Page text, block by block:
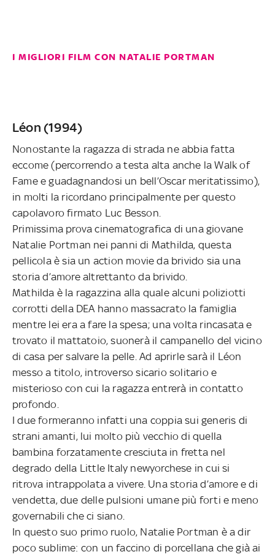
I MIGLIORI FILM CON NATALIE PORTMAN
Léon (1994)
Nonostante la ragazza di strada ne abbia fatta
eccome (percorrendo a testa alta anche la Walk of
Fame e guadagnandosi un bell’Oscar meritatissimo),
in molti la ricordano principalmente per questo
capolavoro firmato Luc Besson.
Primissima prova cinematografica di una giovane
Natalie Portman nei panni di Mathilda, questa
pellicola è sia un action movie da brivido sia una
storia d’amore altrettanto da brivido.
Mathilda è la ragazzina alla quale alcuni poliziotti
corrotti della DEA hanno massacrato la famiglia
mentre lei era a fare la spesa; una volta rincasata e
trovato il mattatoio, suonerà il campanello del vicino
di casa per salvare la pelle. Ad aprirle sarà il Léon
messo a titolo, introverso sicario solitario e
misterioso con cui la ragazza entrerà in contatto
profondo.
I due formeranno infatti una coppia sui generis di
strani amanti, lui molto più vecchio di quella
bambina forzatamente cresciuta in fretta nel
degrado della Little Italy newyorchese in cui si
ritrova intrappolata a vivere. Una storia d’amore e di
vendetta, due delle pulsioni umane più forti e meno
governabili che ci siano.
In questo suo primo ruolo, Natalie Portman è a dir
poco sublime: con un faccino di porcellana che già ai